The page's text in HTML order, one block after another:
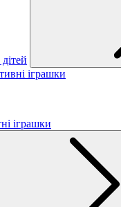
іграшки
іграшки